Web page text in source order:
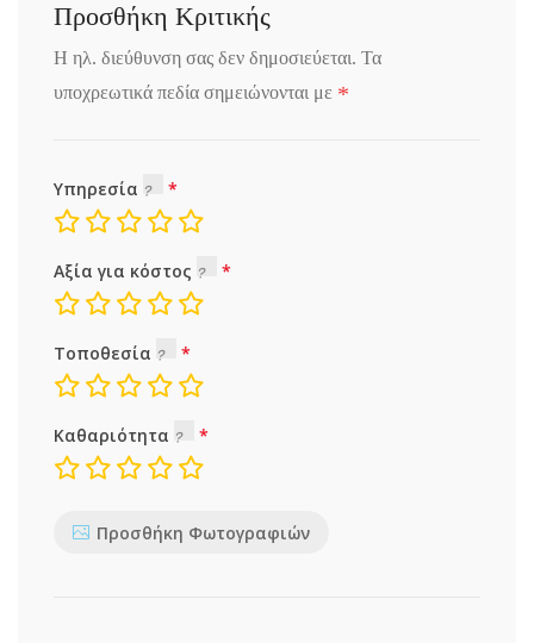
Προσθήκη Κριτικής
Η ηλ. διεύθυνση σας δεν δημοσιεύεται. Τα
υποχρεωτικά πεδία σημειώνονται με *
Υπηρεσία
Αξία για κόστος
Τοποθεσία
Καθαριότητα
Προσθήκη Φωτογραφιών